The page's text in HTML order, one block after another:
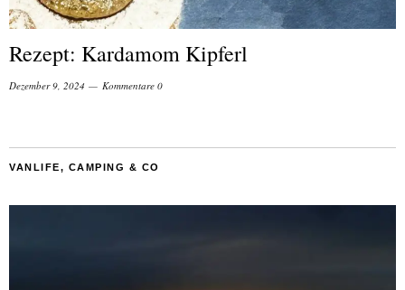
Rezept: Kardamom Kipferl
Dezember 9, 2024 Kommentare 0
VANLIFE, CAMPING & CO